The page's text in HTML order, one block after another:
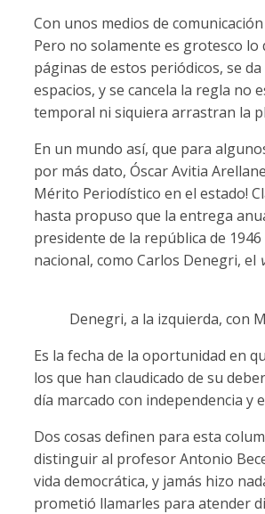
Con unos medios de
Pero no solamente es grotesco
páginas de estos periódicos, se
espacios, y se cancela la regla no
temporal ni siquiera arrastran la
En un mundo así, que para
por más dato, Óscar Avitia
Mérito Periodístico en el estado!
hasta propuso que la entrega
presidente de la república de
nacional, como Carlos Denegri, el
Denegri, a la izquierda, con
Es la fecha de la oportunidad en
los que han claudicado de su
día marcado con independencia y
Dos cosas definen para esta
distinguir al profesor Antonio
vida democrática, y jamás hizo
prometió llamarles para atender